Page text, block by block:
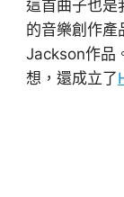
這首曲子也
的音樂創作產
Jackson作品
想，還成立了